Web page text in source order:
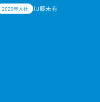
2020年入社 加藤未有